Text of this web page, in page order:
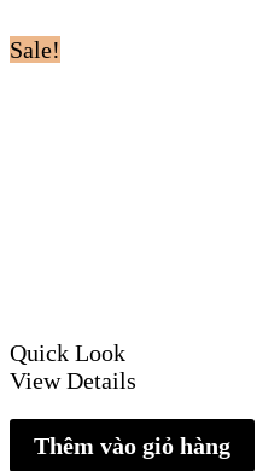
Sale!
Quick Look
View Details
Thêm vào giỏ hàng